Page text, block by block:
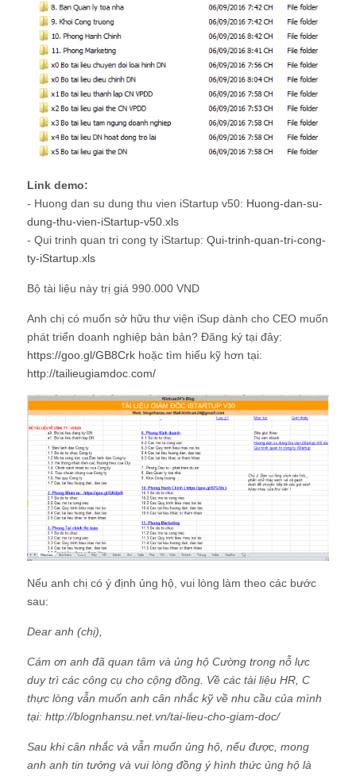
Link demo:
- Huong dan su dung thu vien iStartup v50: Huong-dan-su-
dung-thu-vien-iStartup-v50.xls
- Qui trinh quan tri cong ty iStartup: Qui-trinh-quan-tri-cong-
ty-iStartup.xls
Bộ tài liệu này trị giá 990.000 VND
Anh chị có muốn sở hữu thư viện iSup dành cho CEO muốn
phát triển doanh nghiệp bàn bản? Đăng ký tại đây:
https://goo.gl/GB8Crk hoặc tìm hiểu kỹ hơn tại:
http://tailieugiamdoc.com/
Nếu anh chị có ý định ủng hộ, vui lòng làm theo các bước
sau:
Dear anh (chị),
Cám ơn anh đã quan tâm và ủng hộ Cường trong nỗ lực
duy trì các công cụ cho cộng đồng. Về các tài liệu HR, C
thực lòng vẫn muốn anh cân nhắc kỹ về nhu cầu của mình
tại: http://blognhansu.net.vn/tai-lieu-cho-giam-doc/
Sau khi cân nhắc và vẫn muốn ủng hộ, nếu được, mong
anh anh tin tưởng và vui lòng đồng ý hình thức ủng hộ là